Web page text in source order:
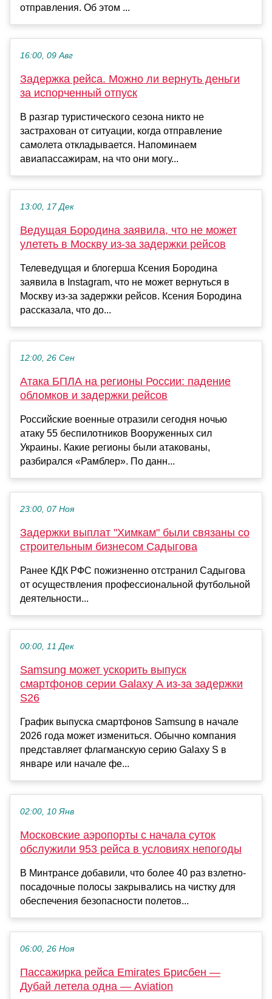
отправления. Об этом ...
16:00, 09 Авг
Задержка рейса. Можно ли вернуть деньги
за испорченный отпуск
В разгар туристического сезона никто не
застрахован от ситуации, когда отправление
самолета откладывается. Напоминаем
авиапассажирам, на что они могу...
13:00, 17 Дек
Ведущая Бородина заявила, что не может
улететь в Москву из-за задержки рейсов
Телеведущая и блогерша Ксения Бородина
заявила в Instagram, что не может вернуться в
Москву из-за задержки рейсов. Ксения Бородина
рассказала, что до...
12:00, 26 Сен
Атака БПЛА на регионы России: падение
обломков и задержки рейсов
Российские военные отразили сегодня ночью
атаку 55 беспилотников Вооруженных сил
Украины. Какие регионы были атакованы,
разбирался «Рамблер». По данн...
23:00, 07 Ноя
Задержки выплат "Химкам" были связаны со
строительным бизнесом Садыгова
Ранее КДК РФС пожизненно отстранил Садыгова
от осуществления профессиональной футбольной
деятельности...
00:00, 11 Дек
Samsung может ускорить выпуск
смартфонов серии Galaxy A из-за задержки
S26
График выпуска смартфонов Samsung в начале
2026 года может измениться. Обычно компания
представляет флагманскую серию Galaxy S в
январе или начале фе...
02:00, 10 Янв
Московские аэропорты с начала суток
обслужили 953 рейса в условиях непогоды
В Минтрансе добавили, что более 40 раз взлетно-
посадочные полосы закрывались на чистку для
обеспечения безопасности полетов...
06:00, 26 Ноя
Пассажирка рейса Emirates Брисбен —
Дубай летела одна — Аviation